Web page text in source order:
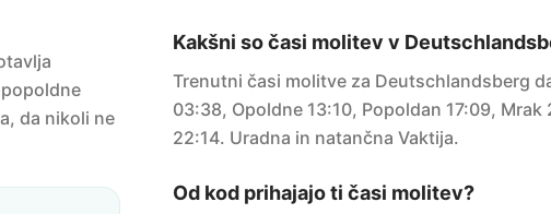
da nikoli ne
Kakšni so časi molitev v
Trenutni časi molitve za Deutschlandsberg
03:38, Opoldne 13:10, Popoldan 17:09, Mrak
22:14. Uradna in natančna Vaktija.
Od kod prihajajo ti časi molitev?